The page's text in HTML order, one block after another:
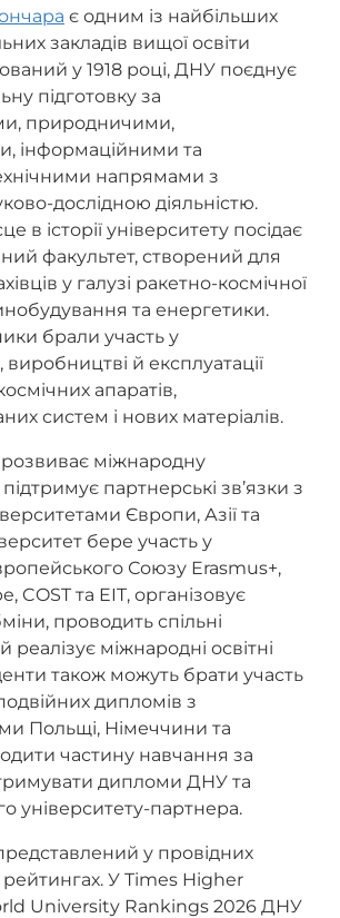
є одним із найбільших
закладів вищої освіти
у 1918 році, ДНУ поєднує
підготовку за
природничими,
інформаційними та
напрямами з
дослідною діяльністю.
в історії університету посідає
факультет, створений для
у галузі ракетно-космічної
та енергетики.
брали участь у
виробництві й експлуатації
апаратів,
систем і нових матеріалів.
міжнародну
партнерські зв’язки з
Європи, Азії та
бере участь у
Союзу Erasmus+,
COST та EIT, організовує
проводить спільні
реалізує міжнародні освітні
також можуть брати участь
дипломів з
Польщі, Німеччини та
частину навчання за
дипломи ДНУ та
університету-партнера.
у провідних
У Times Higher
University Rankings 2026 ДНУ